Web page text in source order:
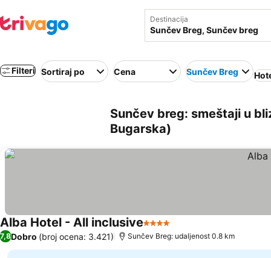
Destinacija
Filteri Sortiraj po Cena Sunčev Breg
Sunčev breg: smeštaji u
Bugarska)
Alba Hotel - All inclusive4 Zvezdice
7,8Dobro (broj ocena: 3.421) Sunčev Breg: udaljenost 0.8 km